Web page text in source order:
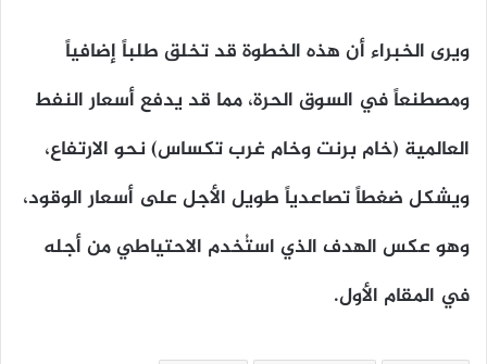
ويرى الخبراء أن هذه الخطوة قد تخلق طلباً إضافياً
ومصطنعاً في السوق الحرة، مما قد يدفع أسعار النفط
العالمية (خام برنت وخام غرب تكساس) نحو الارتفاع،
ويشكل ضغطاً تصاعدياً طويل الأجل على أسعار الوقود،
وهو عكس الهدف الذي استُخدم الاحتياطي من أجله
في المقام الأول.